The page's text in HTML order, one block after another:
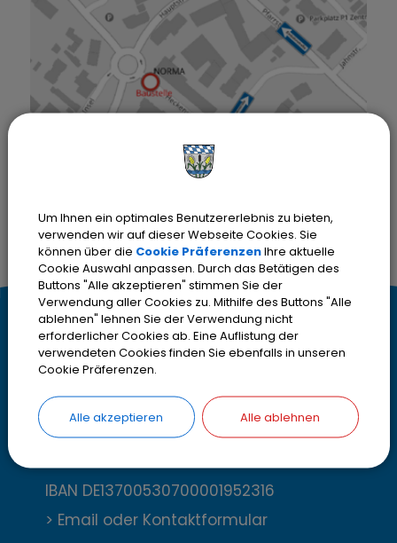
K
o
n
t
a
k
Kontakt
Stadt Olching
82140 Olching
Telefon08142 200-2000
IBAN DE13700530700001952316
> Email oder Kontaktformular
Um Ihnen ein optimales Benutzererlebnis zu bieten,
verwenden wir auf dieser Webseite Cookies. Sie
können über die Cookie PräferenzenIhre aktuelle
Cookie Auswahl anpassen. Durch das Betätigen des
Buttons "Alle akzeptieren" stimmen Sie der
Verwendung aller Cookies zu. Mithilfe des Buttons "Alle
ablehnen" lehnen Sie der Verwendung nicht
erforderlicher Cookies ab. Eine Auflistung der
verwendeten Cookies finden Sie ebenfalls in unseren
Cookie Präferenzen.
Alle akzeptieren Alle ablehnen